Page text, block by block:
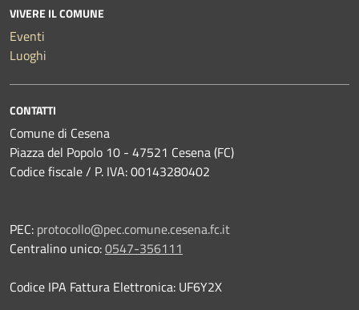
VIVERE IL COMUNE
Eventi
Luoghi
CONTATTI
Comune di Cesena
Piazza del Popolo 10 - 47521 Cesena (FC)
Codice fiscale / P. IVA: 00143280402
PEC: protocollo@pec.comune.cesena.fc.it
Centralino unico:0547-356111
Codice IPA Fattura Elettronica: UF6Y2X